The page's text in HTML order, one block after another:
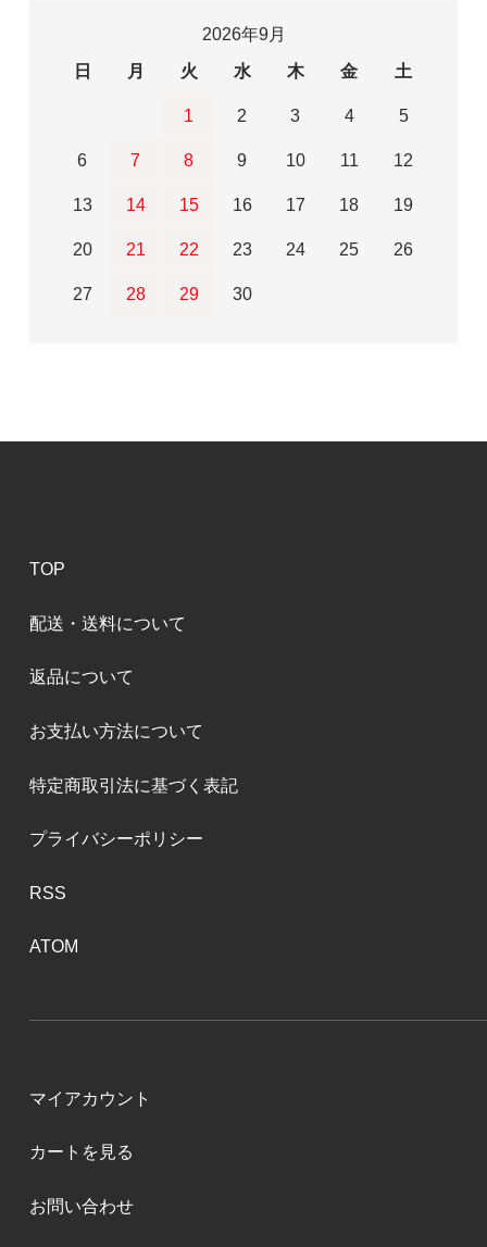
2026年9月
日
月 火 水 木 金 土
1 2 3 4 5
6 7 8 9 10 11 12
13 14 15 16 17 18 19
20 21 22 23 24 25 26
27 28 29 30
TOP
配送・送料について
返品について
お支払い方法について
特定商取引法に基づく表記
プライバシーポリシー
RSS
ATOM
マイアカウント
カートを見る
お問い合わせ